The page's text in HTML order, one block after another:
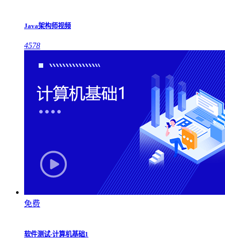
Java架构师视频
4578
免费
软件测试-计算机基础1